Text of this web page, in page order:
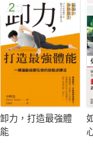
物」？
●痛風只要不痛，就
●痛風會遺傳嗎？痛
吃對食物＋正確作
「吃」（飲食不當
尿酸值高，小心痛風
2
卸力，打造最強體
能